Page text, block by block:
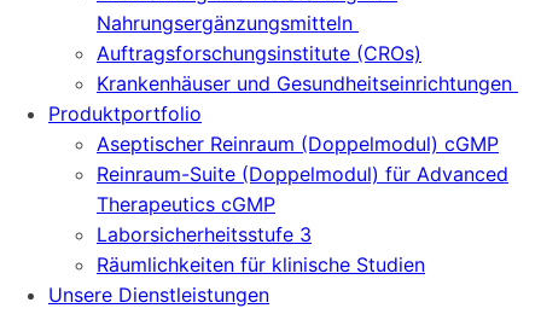
Nahrungsergänzungsmitteln
Auftragsforschungsinstitute (CROs)
Krankenhäuser und Gesundheitseinrichtungen
Produktportfolio
Aseptischer Reinraum (Doppelmodul) cGMP
Reinraum-Suite (Doppelmodul) für Advanced
Therapeutics cGMP
Laborsicherheitsstufe 3
Räumlichkeiten für klinische Studien
Unsere Dienstleistungen